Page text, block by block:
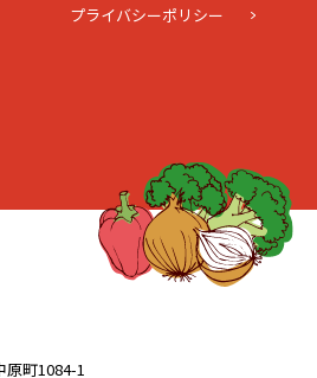
プライバシーポリシー